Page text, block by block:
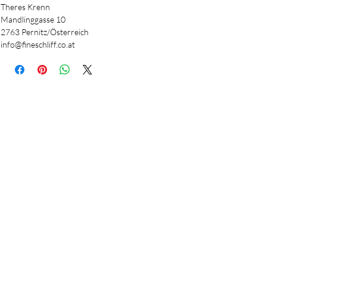
Theres Krenn
Mandlinggasse 10
2763 Pernitz/Österreich
info@fineschliff.co.at